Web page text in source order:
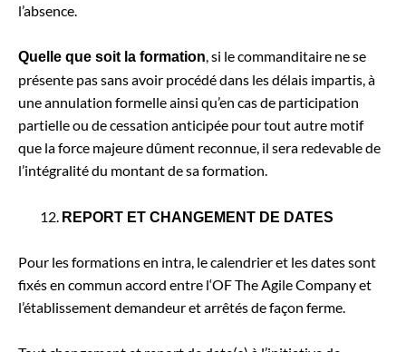
l’absence.
Quelle que soit la formation, si le commanditaire ne se
présente pas sans avoir procédé dans les délais impartis, à
une annulation formelle ainsi qu’en cas de participation
partielle ou de cessation anticipée pour tout autre motif
que la force majeure dûment reconnue, il sera redevable de
l’intégralité du montant de sa formation.
REPORT ET CHANGEMENT DE DATES
Pour les formations en intra, le calendrier et les dates sont
fixés en commun accord entre l‘OF The Agile Company et
l’établissement demandeur et arrêtés de façon ferme.